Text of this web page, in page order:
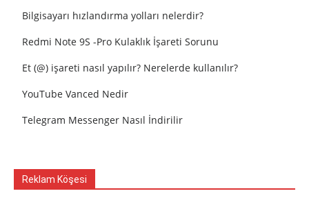
Bilgisayarı hızlandırma yolları nelerdir?
Redmi Note 9S -Pro Kulaklık İşareti Sorunu
Et (@) işareti nasıl yapılır? Nerelerde kullanılır?
YouTube Vanced Nedir
Telegram Messenger Nasıl İndirilir
Reklam Köşesi